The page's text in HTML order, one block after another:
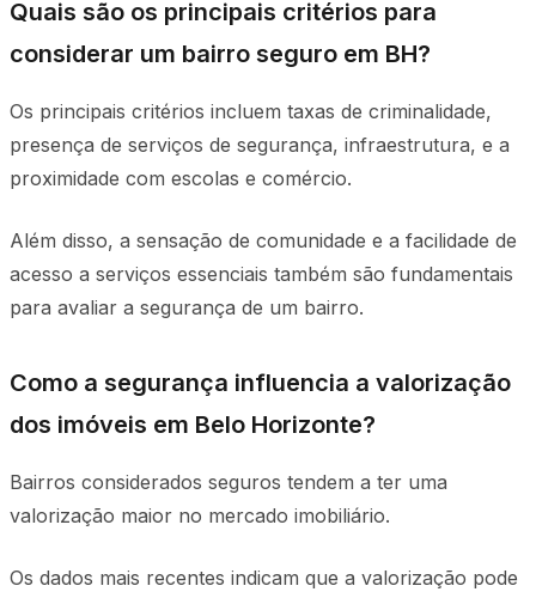
Quais são os principais critérios para
considerar um bairro seguro em BH?
Os principais critérios incluem taxas de criminalidade,
presença de serviços de segurança, infraestrutura, e a
proximidade com escolas e comércio.
Além disso, a sensação de comunidade e a facilidade de
acesso a serviços essenciais também são fundamentais
para avaliar a segurança de um bairro.
Como a segurança influencia a valorização
dos imóveis em Belo Horizonte?
Bairros considerados seguros tendem a ter uma
valorização maior no mercado imobiliário.
Os dados mais recentes indicam que a valorização pode